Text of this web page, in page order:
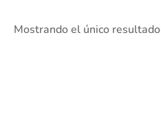
Mostrando el único resultado